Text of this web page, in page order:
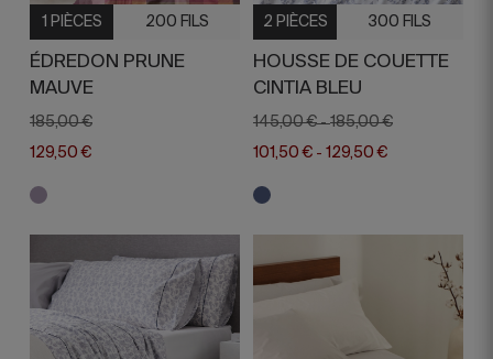
1 PIÈCES 200 FILS
ÉDREDON PRUNE
MAUVE
185,00 €
129,50 €
2 PIÈCES 300 FILS
HOUSSE DE COUETTE
CINTIA BLEU
145,00 € -185,00 €
101,50 € - 129,50 €